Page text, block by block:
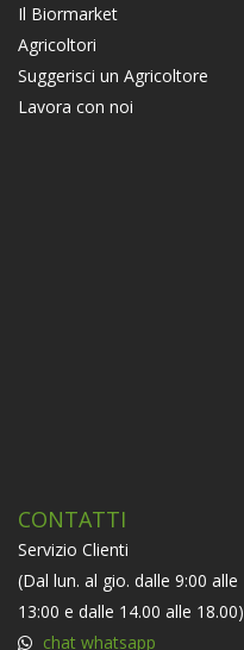
Il Biormarket
Agricoltori
Suggerisci un Agricoltore
Lavora con noi
CONTATTI
Servizio Clienti
(Dal lun. al gio. dalle 9:00 alle
13:00 e dalle 14.00 alle 18.00)
chat whatsapp